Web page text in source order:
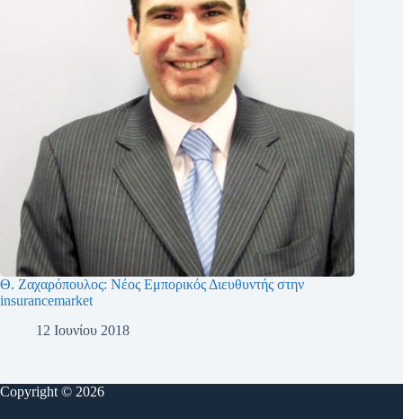
Θ. Ζαχαρόπουλος: Νέος Εμπορικός Διευθυντής στην
insurancemarket
12 Ιουνίου 2018
Copyright © 2026